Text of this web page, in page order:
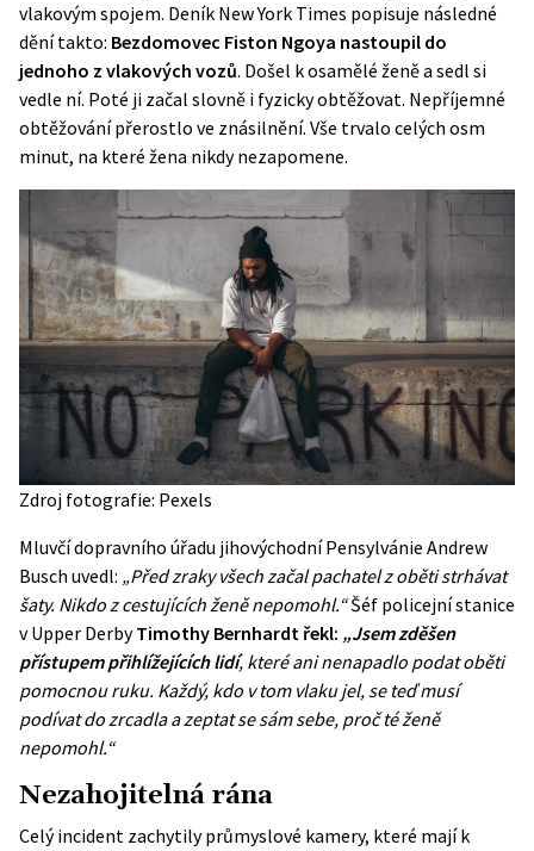
vlakovým spojem. Deník New York Times popisuje následné
dění takto: Bezdomovec Fiston Ngoya nastoupil do
jednoho z vlakových vozů. Došel k osamělé ženě a sedl si
vedle ní. Poté ji začal slovně i fyzicky obtěžovat. Nepříjemné
obtěžování přerostlo ve znásilnění. Vše trvalo celých osm
minut, na které žena nikdy nezapomene.
Zdroj fotografie: Pexels
Mluvčí dopravního úřadu jihovýchodní Pensylvánie Andrew
Busch uvedl: „Před zraky všech začal pachatel z oběti strhávat
šaty. Nikdo z cestujících ženě nepomohl.“Šéf policejní stanice
v Upper DerbyTimothy Bernhardt řekl: „Jsemzděšen
přístupem přihlížejících lidí, které ani nenapadlo podat oběti
pomocnou ruku. Každý, kdo v tom vlaku jel, se teď musí
podívat do zrcadla a zeptat se sám sebe, proč té ženě
nepomohl.“
Nezahojitelná rána
Celý incident zachytily průmyslové kamery, které mají k